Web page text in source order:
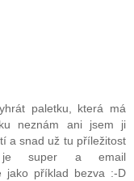
paletku, která má
neznám ani jsem ji
a snad už tu příležitost
super a email
jako příklad bezva :-D